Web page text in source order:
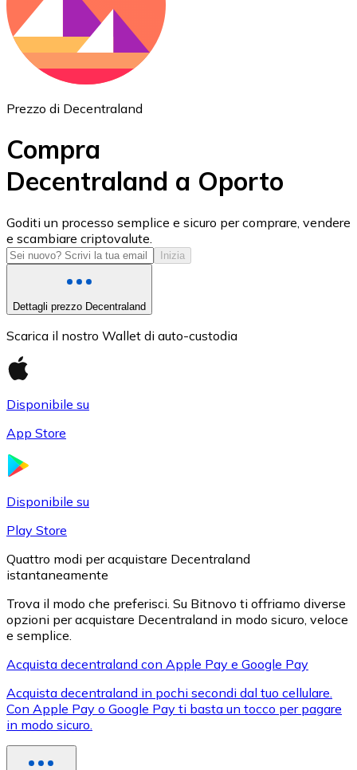
USD Coin
USDC
XRP
Prezzo di Decentraland
Compra
Decentraland a Oporto
Goditi un processo semplice e sicuro per comprare, vendere
e scambiare criptovalute.
Inizia
Dettagli prezzo Decentraland
Scarica il nostro Wallet di auto-custodia
Disponibile su
App Store
Disponibile su
Play Store
Quattro modi per acquistare Decentraland
istantaneamente
Trova il modo che preferisci. Su Bitnovo ti offriamo diverse
opzioni per acquistare Decentraland in modo sicuro, veloce
e semplice.
Acquista decentraland con Apple Pay e Google Pay
Acquista decentraland in pochi secondi dal tuo cellulare.
Con Apple Pay o Google Pay ti basta un tocco per pagare
in modo sicuro.